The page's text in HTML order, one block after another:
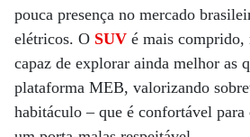
pouca presença no mercado
elétricos. O SUV é mais comprido,
capaz de explorar ainda melhor as
plataforma MEB, valorizando
habitáculo – que é confortável para